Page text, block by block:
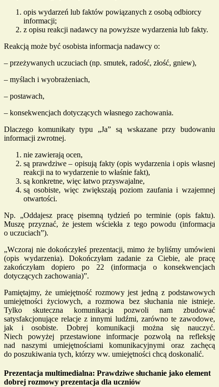
opis wydarzeń lub faktów powiązanych z osobą odbiorcy
informacji;
z opisu reakcji nadawcy na powyższe wydarzenia lub fakty.
Reakcją może być osobista informacja nadawcy o:
– przeżywanych uczuciach (np. smutek, radość, złość, gniew),
– myślach i wyobrażeniach,
– postawach,
– konsekwencjach dotyczących własnego zachowania.
Dlaczego komunikaty typu „Ja” są wskazane przy budowaniu
informacji zwrotnej.
nie zawierają ocen,
są prawdziwe – opisują fakty (opis wydarzenia i opis własnej
reakcji na to wydarzenie to właśnie fakt),
są konkretne, więc łatwo przyswajalne,
są osobiste, więc zwiększają poziom zaufania i wzajemnej
otwartości.
Np. „Oddajesz pracę pisemną tydzień po terminie (opis faktu).
Muszę przyznać, że jestem wściekła z tego powodu (informacja
o uczuciach”).
„Wczoraj nie dokończyłeś prezentacji, mimo że byliśmy umówieni
(opis wydarzenia). Dokończyłam zadanie za Ciebie, ale pracę
zakończyłam dopiero po 22 (informacja o konsekwencjach
dotyczących zachowania)”.
Pamiętajmy, że umiejętność rozmowy jest jedną z podstawowych
umiejętności życiowych, a rozmowa bez słuchania nie istnieje.
Tylko skuteczna komunikacja pozwoli nam zbudować
satysfakcjonujące relacje z innymi ludźmi, zarówno te zawodowe,
jak i osobiste. Dobrej komunikacji można się nauczyć.
Niech powyżej przestawione informacje pozwolą na refleksję
nad naszymi umiejętnościami komunikacyjnymi oraz zachęcą
do poszukiwania tych, którzy ww. umiejętności chcą doskonalić.
Prezentacja multimedialna: Prawdziwe słuchanie jako element
dobrej rozmowy prezentacja dla uczniów